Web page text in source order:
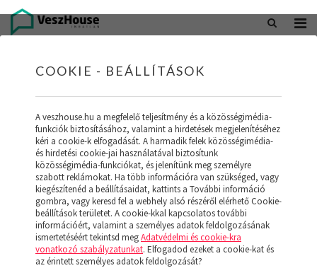
office@veszhouse.hu +36 20 402 5098
INGATLAN KÉSZLETÜNK
(19)
COOKIE - BEÁLLÍTÁSOK
A veszhouse.hu a megfelelő teljesítmény és a közösségimédia-
funkciók biztosításához, valamint a hirdetések megjelenítéséhez
kéri a cookie-k elfogadását. A harmadik felek közösségimédia-
és hirdetési cookie-jai használatával biztosítunk
közösségimédia-funkciókat, és jelenítünk meg személyre
szabott reklámokat. Ha több információra van szükséged, vagy
kiegészítenéd a beállításaidat, kattints a További információ
gombra, vagy keresd fel a webhely alsó részéről elérhető Cookie-
beállítások területet. A cookie-kkal kapcsolatos további
információért, valamint a személyes adatok feldolgozásának
ismertetéséért tekintsd megAdatvédelmi és cookie-kra
vonatkozó szabályzatunkat. Elfogadod ezeket a cookie-kat és
az érintett személyes adatok feldolgozását?